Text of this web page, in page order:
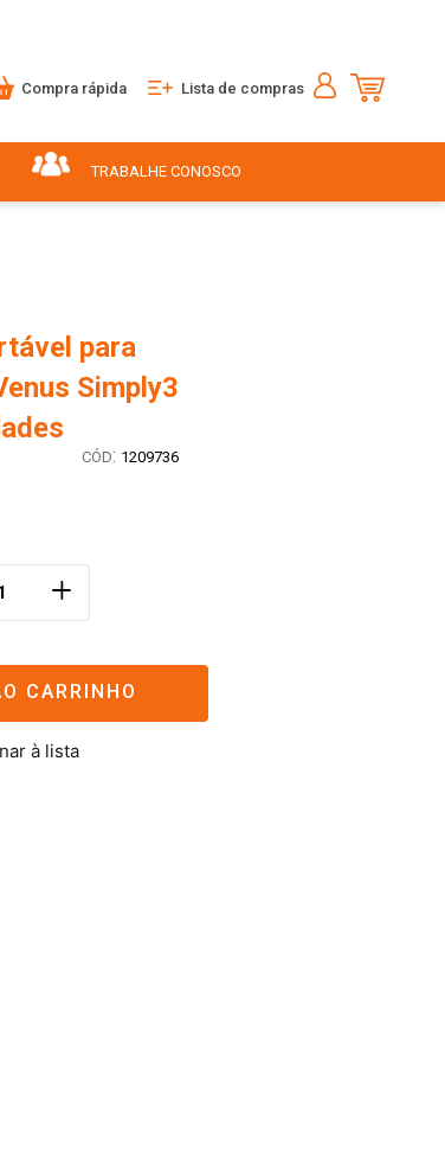
Compra rápida Lista de compras
TRABALHE CONOSCO
para
Simply3
: 1209736
＋
CARRINHO